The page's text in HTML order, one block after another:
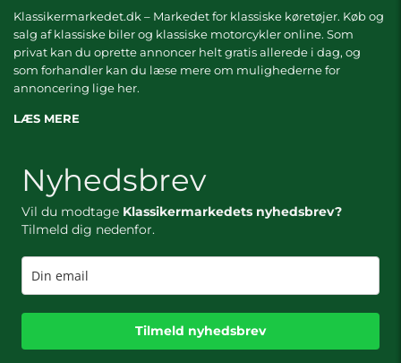
Klassikermarkedet.dk – Markedet for klassiske køretøjer. Køb og
salg af klassiske biler og klassiske motorcykler online. Som
privat kan du oprette annoncer helt gratis allerede i dag, og
som forhandler kan du læse mere om mulighederne for
annoncering lige her.
LÆS MERE
Nyhedsbrev
Vil du modtage Klassikermarkedets nyhedsbrev?
Tilmeld dig nedenfor.
Tilmeld nyhedsbrev